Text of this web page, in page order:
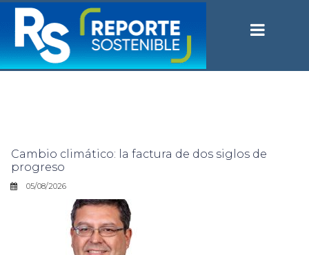
Cambio climático: la factura de dos siglos de
progreso
05/08/2026